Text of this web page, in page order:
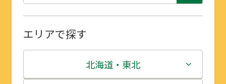
エリアで探す
北海道・東北